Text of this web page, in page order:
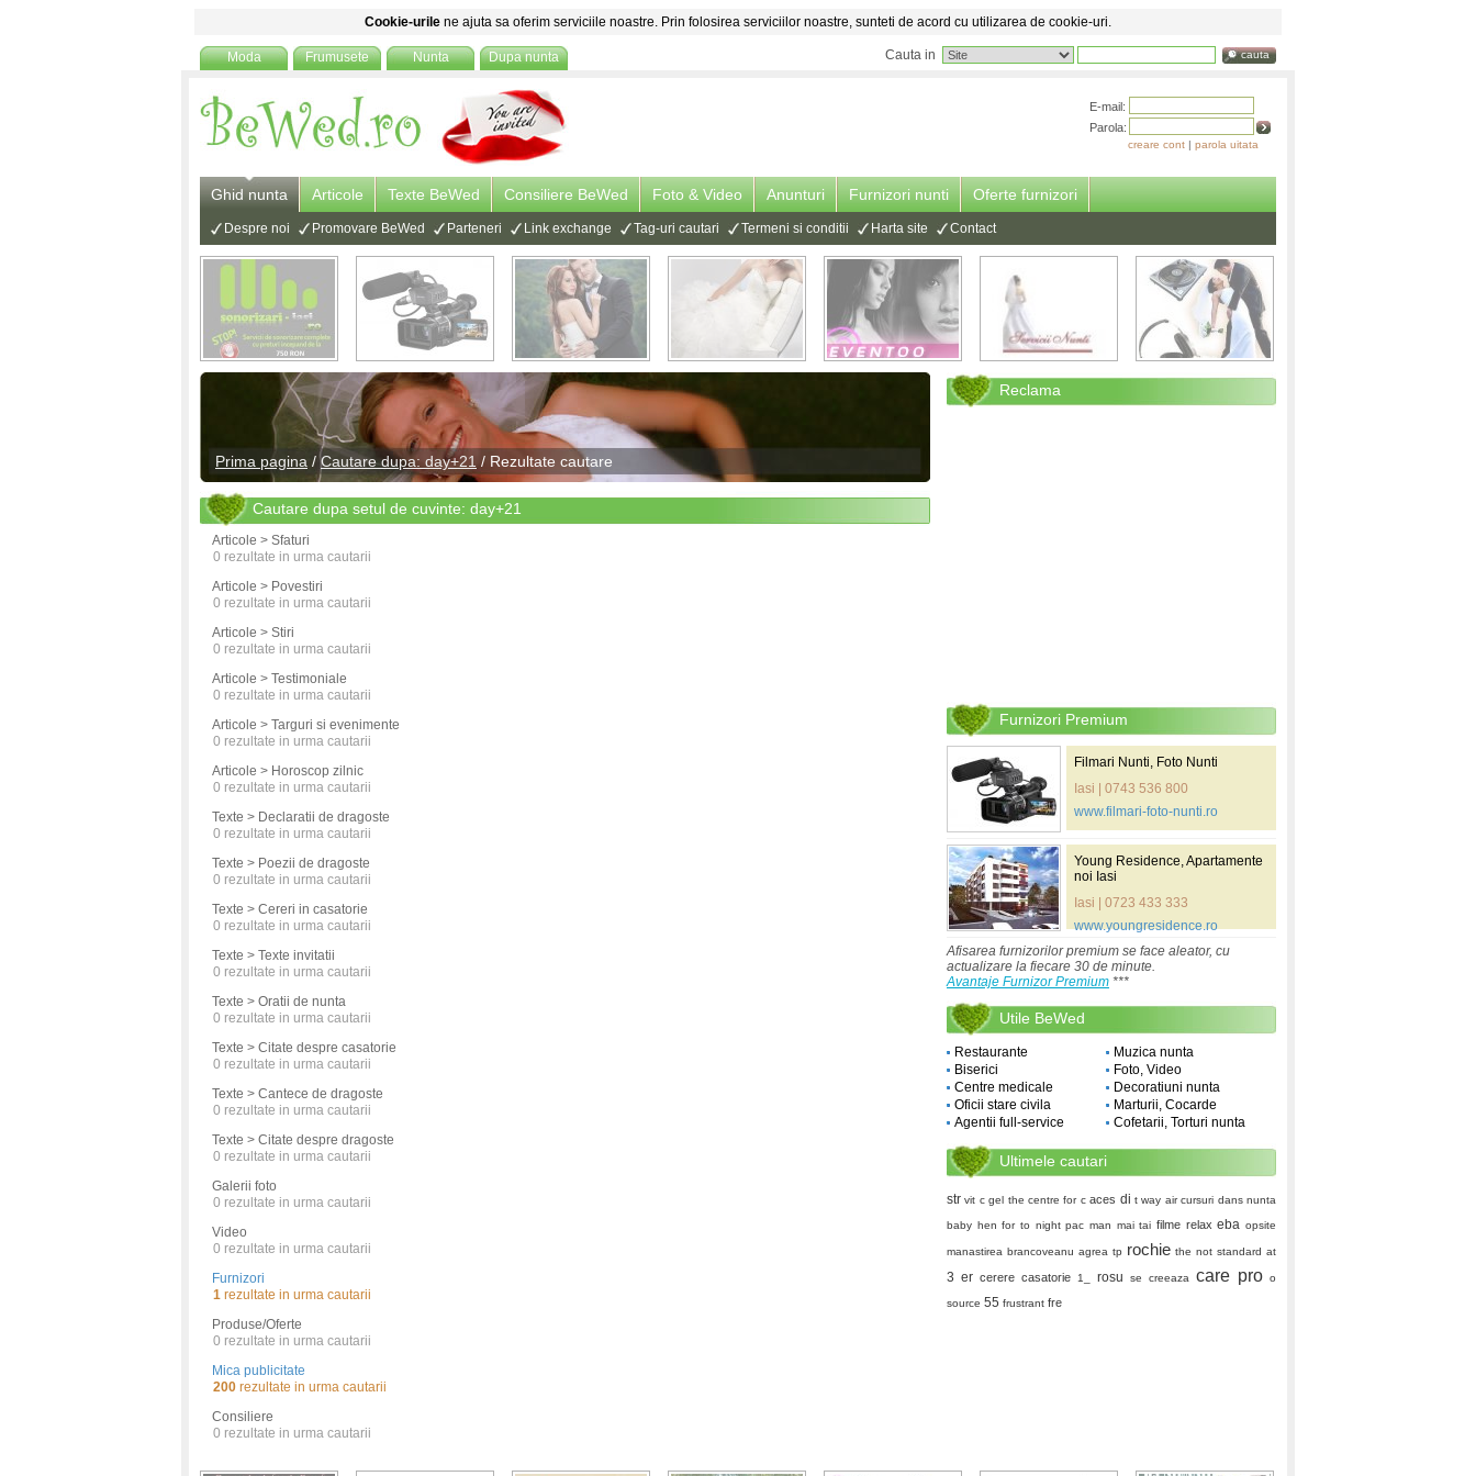
Cookie-urile ne ajuta sa oferim serviciile noastre. Prin folosirea serviciilor noastre, sunteti de acord cu utilizarea de cookie-uri.
Moda Frumusete Nunta Dupa nunta Cauta in cauta
E-mail:
Parola:
creare cont | parola uitata
Ghid nunta Articole Texte BeWed Consiliere BeWed Foto & Video Anunturi Furnizori nunti Oferte furnizori
Despre noi Promovare BeWed Parteneri Link exchange Tag-uri cautari Termeni si conditii Harta site Contact
Prima pagina /Cautare dupa: day+21 / Rezultate cautare
Cautare dupa setul de cuvinte: day+21
Articole > Sfaturi
0 rezultate in urma cautarii
Articole > Povestiri
0 rezultate in urma cautarii
Articole > Stiri
0 rezultate in urma cautarii
Articole > Testimoniale
0 rezultate in urma cautarii
Articole > Targuri si evenimente
0 rezultate in urma cautarii
Articole > Horoscop zilnic
0 rezultate in urma cautarii
Texte > Declaratii de dragoste
0 rezultate in urma cautarii
Texte > Poezii de dragoste
0 rezultate in urma cautarii
Texte > Cereri in casatorie
0 rezultate in urma cautarii
Texte > Texte invitatii
0 rezultate in urma cautarii
Texte > Oratii de nunta
0 rezultate in urma cautarii
Texte > Citate despre casatorie
0 rezultate in urma cautarii
Texte > Cantece de dragoste
0 rezultate in urma cautarii
Texte > Citate despre dragoste
0 rezultate in urma cautarii
Galerii foto
0 rezultate in urma cautarii
Video
0 rezultate in urma cautarii
Furnizori
1 rezultate in urma cautarii
Produse/Oferte
0 rezultate in urma cautarii
Mica publicitate
200 rezultate in urma cautarii
Consiliere
0 rezultate in urma cautarii
Reclama
Furnizori Premium
Filmari Nunti, Foto Nunti
Iasi | 0743 536 800
www.filmari-foto-nunti.ro
Young Residence, Apartamente
noi Iasi
Iasi | 0723 433 333
www.youngresidence.ro
Afisarea furnizorilor premium se face aleator, cu
actualizare la fiecare 30 de minute.
Avantaje Furnizor Premium ***
Utile BeWed
Restaurante
Biserici
Centre medicale
Oficii stare civila
Agentii full-service
Muzica nunta
Foto, Video
Decoratiuni nunta
Marturii, Cocarde
Cofetarii, Torturi nunta
Ultimele cautari
str vit c gel the centre for c aces di t way air cursuri dans nunta
baby hen for to night pac man mai tai filme relax eba opsite
manastirea brancoveanu agrea tp rochie the not standard at
3 er cerere casatorie 1_ rosu se creeaza care pro o
source 55 frustrant fre